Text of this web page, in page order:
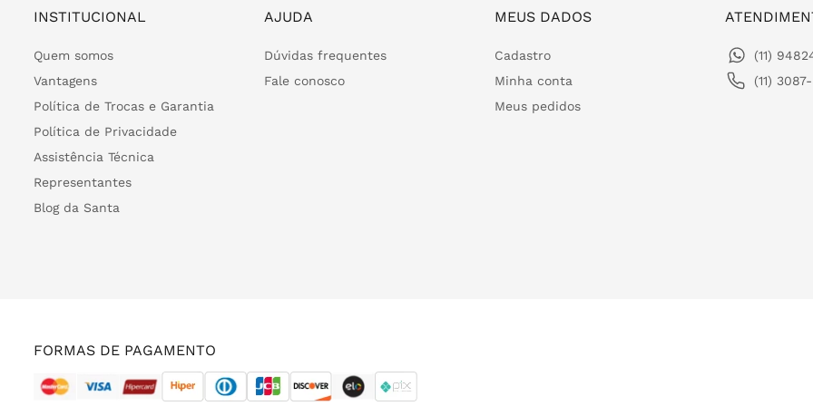
INSTITUCIONAL
Quem somos
Vantagens
Política de Trocas e Garantia
Política de Privacidade
Assistência Técnica
Representantes
Blog da Santa
AJUDA
Dúvidas frequentes
Fale conosco
MEUS DADOS
Cadastro
Minha conta
Meus pedidos
(11)
(11)
FORMAS DE PAGAMENTO